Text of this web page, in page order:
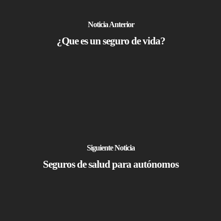
Noticia Anterior
¿Que es un seguro de vida?
Siguiente Noticia
Seguros de salud para autónomos